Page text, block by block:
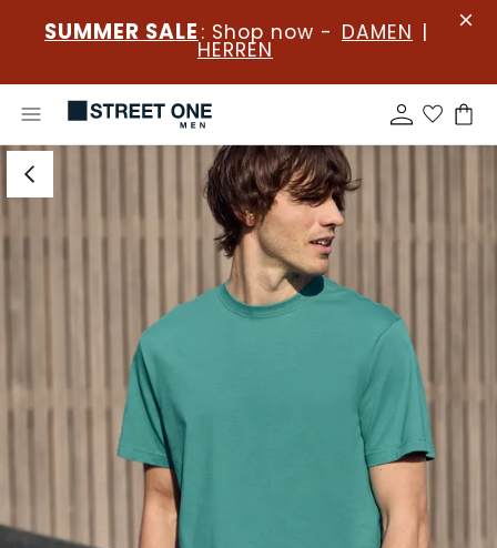
SUMMER SALE : Shop now - DAMEN |
HERREN